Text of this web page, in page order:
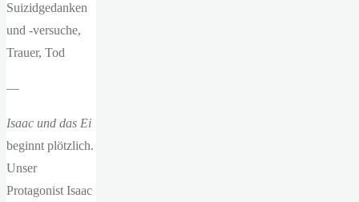
Suizidgedanken
und -versuche,
Trauer, Tod
—
Isaac und das Ei
beginnt plötzlich.
Unser
Protagonist Isaac